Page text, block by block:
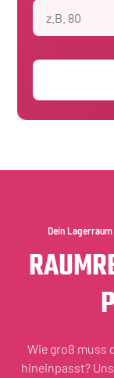
Dein
Wie groß muss
hineinpasst?